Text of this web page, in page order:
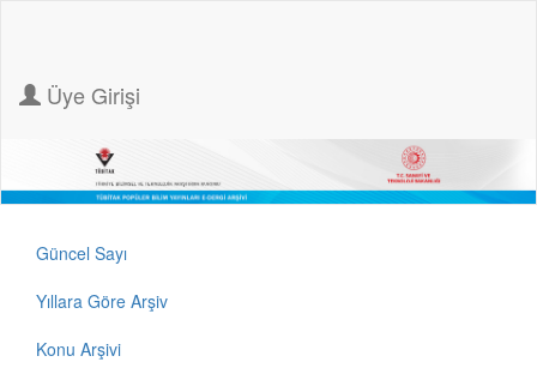
Üye Girişi
Güncel Sayı
Yıllara Göre Arşiv
Konu Arşivi